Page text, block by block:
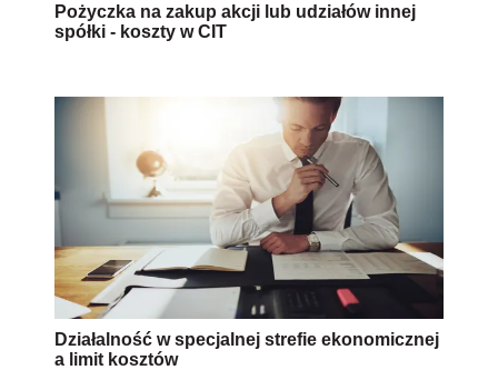
Pożyczka na zakup akcji lub udziałów innej
spółki - koszty w CIT
Działalność w specjalnej strefie ekonomicznej
a limit kosztów